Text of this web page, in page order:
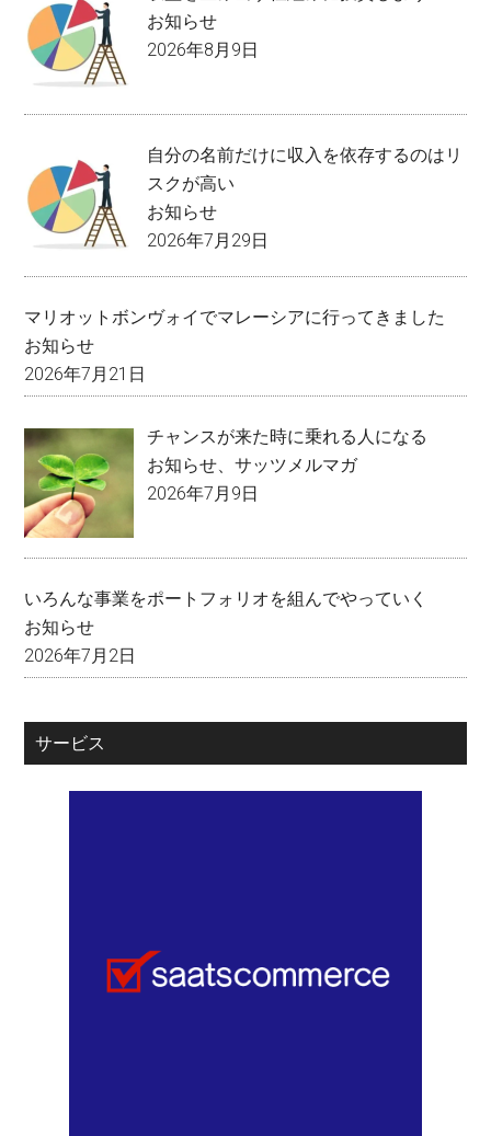
お知らせ
2026年8月9日
自分の名前だけに収入を依存するのはリ
スクが高い
お知らせ
2026年7月29日
マリオットボンヴォイでマレーシアに行ってきました
お知らせ
2026年7月21日
チャンスが来た時に乗れる人になる
お知らせ 、サッツメルマガ
2026年7月9日
いろんな事業をポートフォリオを組んでやっていく
お知らせ
2026年7月2日
サービス